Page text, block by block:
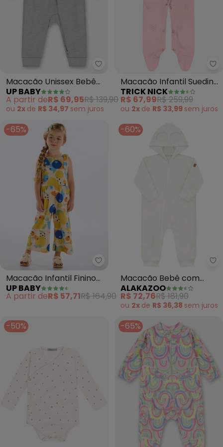
Up Baby - Macacão Unissex
Macacão Unissex Bebê
Suedine (Cinza)
UP BABY
A partir deR$ 69,95R$ 139,90
ou 2x de R$ 34,97 sem juros
Macacão Infantil Suedine
(Rosa)
TRICK NICK
R$ 67,99R$ 259,99
ou 2x de R$ 33,99 sem juros
-65%
Up Baby - Macacão Infantil
Macacão Infantil Finino
Algodão (Bege)
UP BABY
A partir deR$ 57,71R$ 164,90
-60%
Macacão Bebê com
Zíper e Capuz em Pelo
(Bege)
ALAKAZOO
R$ 72,76R$ 181,90
ou 2x de R$ 36,38 sem juros
-50% -65%